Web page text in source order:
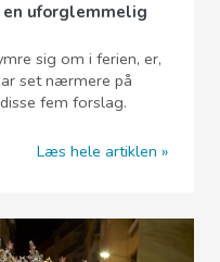
uforglemmelig
sig om i ferien, er,
set nærmere på
fem forslag.
Læs hele artiklen